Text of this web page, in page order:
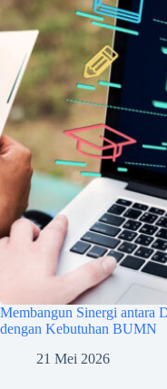
Membangun Sinergi antara
dengan Kebutuhan BUMN
21 Mei 2026